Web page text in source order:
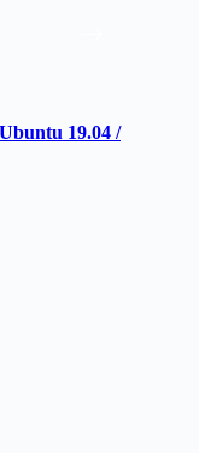
19.04 /